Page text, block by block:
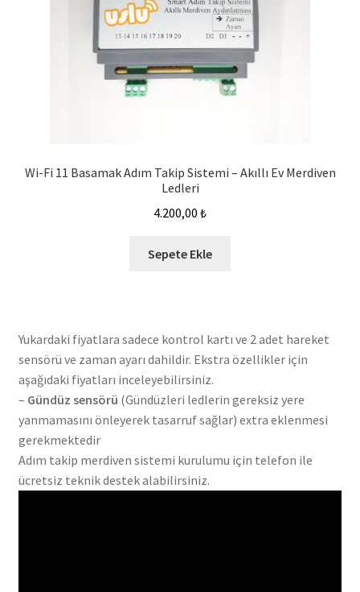
Wi-Fi 11 Basamak Adım Takip Sistemi – Akıllı Ev Merdiven
Ledleri
4.200,00 ₺
Sepete Ekle
Yukardaki fiyatlara sadece kontrol kartı ve 2 adet hareket
sensörü ve zaman ayarı dahildir. Ekstra özellikler için
aşağıdaki fiyatları inceleyebilirsiniz.
– Gündüz sensörü (Gündüzleri ledlerin gereksiz yere
yanmamasını önleyerek tasarruf sağlar) extra eklenmesi
gerekmektedir
Adım takip merdiven sistemi kurulumu için telefon ile
ücretsiz teknik destek alabilirsiniz.